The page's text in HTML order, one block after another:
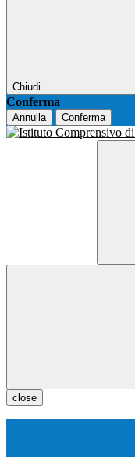
Chiudi
Conferma
Annulla Conferma
close